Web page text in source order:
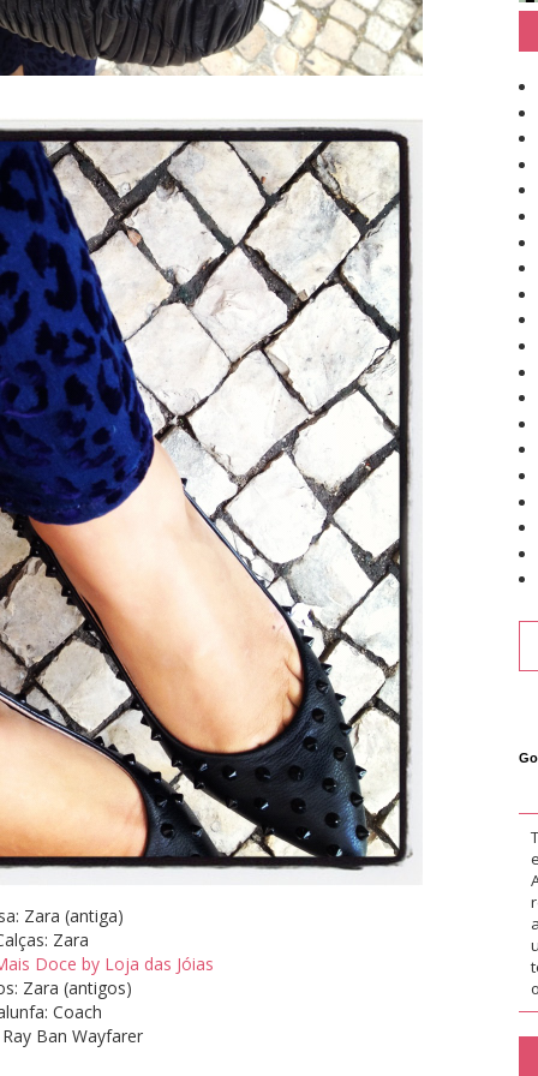
Zara (antiga)
Zara
Doce by Loja das Jóias
Zara (antigos)
Coach
Ban Wayfarer